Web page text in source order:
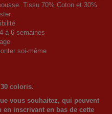
Tissu 70% Coton et 30%
à 6 semaines
soi-même
coloris.
vous souhaitez, qui peuvent
inscrivant en bas de cette